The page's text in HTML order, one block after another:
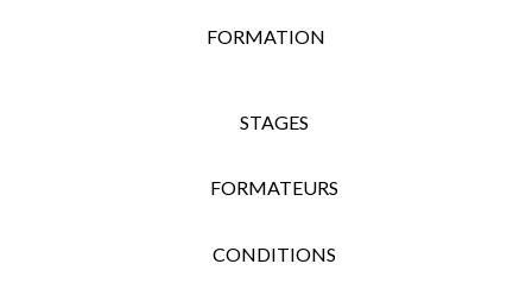
FORMATION
STAGES
FORMATEURS
CONDITIONS